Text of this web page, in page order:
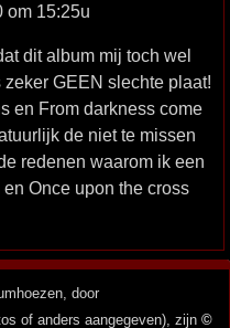
om 15:25u
dit album mij toch wel
GEEN slechte plaat!
en From darkness come
de niet te missen
redenen waarom ik een
Once upon the cross
door
of anders aangegeven), zijn ©